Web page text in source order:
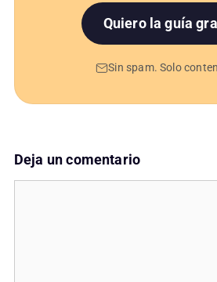
Quiero la guía
Sin spam. Solo
Deja un comentario